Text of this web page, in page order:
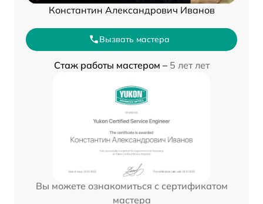
Константин Александрович Иванов
Вызвать мастера
Стаж работы мастером – 5 лет лет
Вы можете ознакомиться с сертификатом
мастера